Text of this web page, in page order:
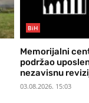
BiH
Memorijalni
podržao
nezavisnu
03.08.2026. 15:03